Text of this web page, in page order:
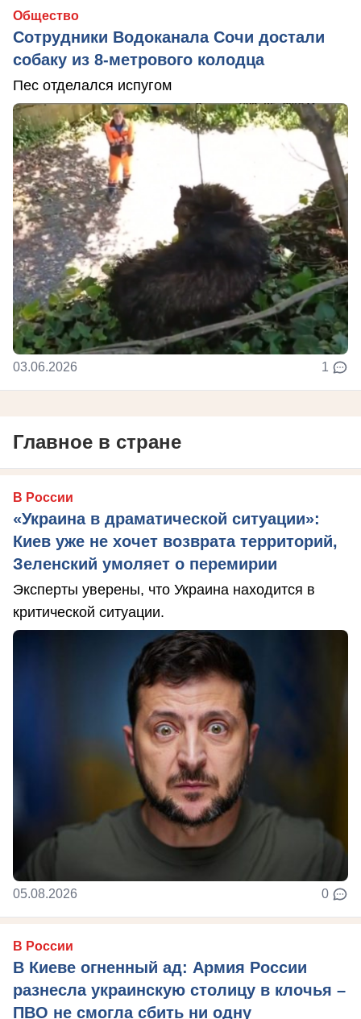
Общество
Сотрудники Водоканала Сочи достали
собаку из 8-метрового колодца
Пес отделался испугом
03.06.2026 1
Главное в стране
В России
«Украина в драматической ситуации»:
Киев уже не хочет возврата территорий,
Зеленский умоляет о перемирии
Эксперты уверены, что Украина находится в
критической ситуации.
05.08.2026 0
В России
В Киеве огненный ад: Армия России
разнесла украинскую столицу в клочья –
ПВО не смогла сбить ни одну